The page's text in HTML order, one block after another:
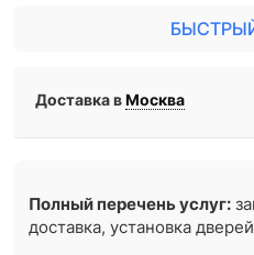
Доставка вМосква
Полный перечень услуг:
доставка, установка